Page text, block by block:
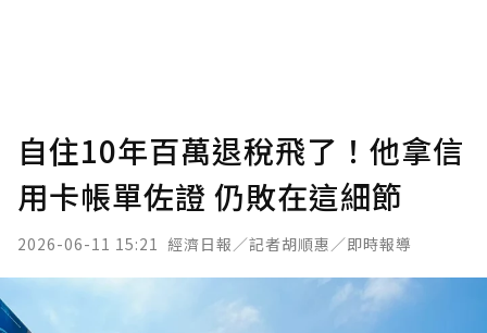
自住10年百萬退稅飛了！他拿信
用卡帳單佐證 仍敗在這細節
2026-06-11 15:21 經濟日報／記者胡順惠／即時報導